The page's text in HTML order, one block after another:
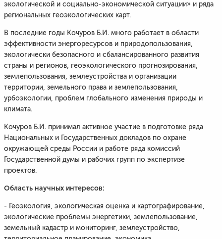
экологической и социально-экономической ситуации» и ряда
региональных геоэкологических карт.
В последние годы Кочуров Б.И. много работает в области
эффективности энергоресурсов и природопользования,
экологически безопасного и сбалансированного развития
страны и регионов, геоэкологического прогнозирования,
землепользования, землеустройства и организации
территории, земельного права и землепользования,
урбоэкологии, проблем глобального изменения природы и
климата.
Кочуров Б.И. принимал активное участие в подготовке ряда
Национальных и Государственных докладов по охране
окружающей среды России и работе ряда комиссий
Государственной думы и рабочих групп по экспертизе
проектов.
Область научных интересов:
- Геоэкология, экологическая оценка и картографирование,
экологические проблемы энергетики, землепользование,
земельный кадастр и мониторинг, землеустройство,